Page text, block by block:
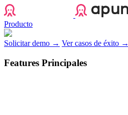
Producto
Solicitar demo → Ver casos de éxito →
Features Principales